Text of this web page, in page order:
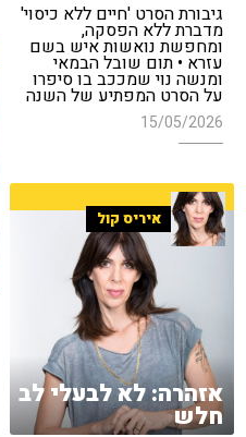
גיבורת הסרט 'חיים ללא כיסוי'
מדברת ללא הפסקה,
ומחפשת נואשות איש בשם
עזרא • תום שובל הבמאי
ומנשה נוי שמככב בו סיפרו
על הסרט המפתיע של השנה
15/05/2026
איריס קול
אזהרה: לא לבעלי לב
חלש